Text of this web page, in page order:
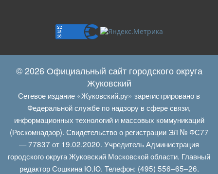
© 2026 Официальный сайт городского округа
Жуковский
Сетевое издание «Жуковский.ру» зарегистрировано в
Федеральной службе по надзору в сфере связи,
информационных технологий и массовых коммуникаций
(Роскомнадзор). Свидетельство о регистрации ЭЛ № ФС77
— 77837 от 19.02.2020. Учредитель Администрация
городского округа Жуковский Московской области. Главный
редактор Сошкина Ю.Ю. Телефон: (495) 556–65–26.